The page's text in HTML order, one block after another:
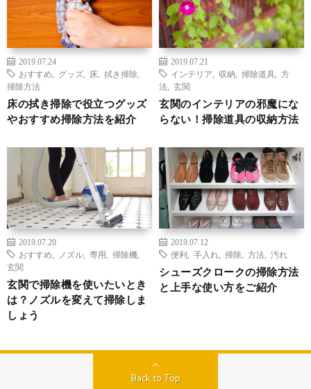
2019.07.24
おすすめ
グッズ 床 拭き掃除
掃除方法
床の拭き掃除で役立つグッズ
やおすすめ掃除方法を紹介
2019.07.21
インテリア
収納 掃除道具
方
法
玄関
玄関のインテリアの邪魔にな
らない！掃除道具の収納方法
2019.07.20
おすすめ
ノズル 専用 掃除機
玄関
玄関で掃除機を使いたいとき
は？ノズルを変えて掃除しま
しょう
2019.07.12
便利
手入れ 掃除 方法 汚れ
シューズクロークの掃除方法
と上手な使い方をご紹介
Back to Top